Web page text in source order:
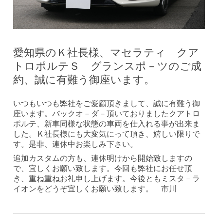
愛知県のＫ社長様、マセラティ クア
トロポルテＳ グランスポ－ツのご成
約、誠に有難う御座います。
いつもいつも弊社をご愛顧頂きまして、誠に有難う御
座います。バックオ－ダ－頂いておりましたクアトロ
ポルテ、新車同様な状態の車両を仕入れる事が出来ま
した。Ｋ社長様にも大変気にって頂き、嬉しい限りで
す。是非、連休中お楽しみ下さい。
追加カスタムの方も、連休明けから開始致しますの
で、宜しくお願い致します。今回も弊社にお任せ頂
き、重ね重ねお礼申し上げます。今後ともミスタ－ラ
イオンをどうぞ宜しくお願い致します。 市川